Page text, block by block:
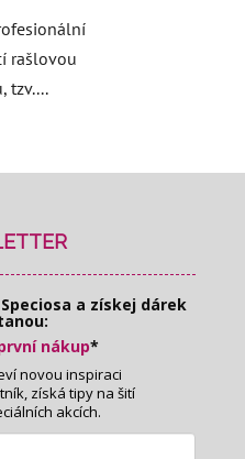
rašlovou
tzv....
a získej dárek
nákup*
novou inspiraci
získá tipy na šití
akcích.